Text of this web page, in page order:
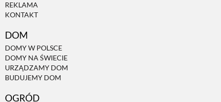
REKLAMA
KONTAKT
DOM
DOMY W POLSCE
DOMY NA ŚWIECIE
URZĄDZAMY DOM
BUDUJEMY DOM
OGRÓD